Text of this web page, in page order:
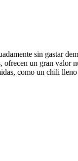
sin gastar
un gran
como un chili